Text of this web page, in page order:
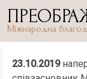
Skip
content
Міжнародна
23.10.2019